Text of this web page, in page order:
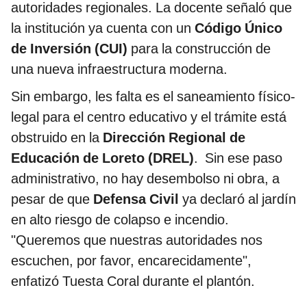
autoridades regionales. La docente señaló que
la institución ya cuenta con un Código Único
de Inversión (CUI) para la construcción de
una nueva infraestructura moderna.
Sin embargo, les falta es el saneamiento físico-
legal para el centro educativo y el trámite está
obstruido en la Dirección Regional de
Educación de Loreto (DREL). Sin ese paso
administrativo, no hay desembolso ni obra, a
pesar de que Defensa Civil ya declaró al jardín
en alto riesgo de colapso e incendio.
"Queremos que nuestras autoridades nos
escuchen, por favor, encarecidamente",
enfatizó Tuesta Coral durante el plantón.